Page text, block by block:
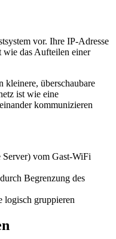
vor. Ihre IP-Adresse
wie das Aufteilen einer
kleinere, überschaubare
ist wie eine
kommunizieren
Server) vom Gast-WiFi
Begrenzung des
logisch gruppieren